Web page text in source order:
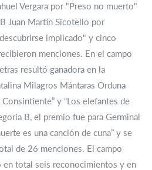
Vergara por "Preso no muerto"
Juan Martín Sicotello por
implicado" y cinco
menciones. En el campo
resultó ganadora en la
Milagros Mántaras Orduna
y “Los elefantes de
B, el premio fue para Germinal
es una canción de cuna” y se
de 26 menciones. El campo
en total seis reconocimientos y en